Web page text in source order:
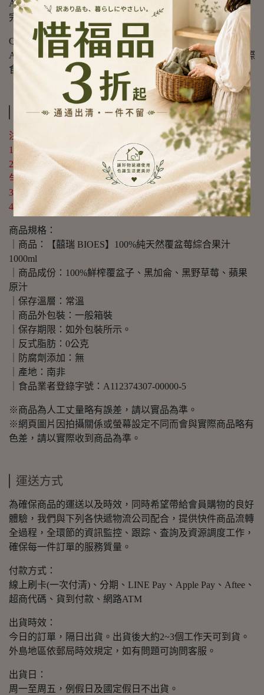
A4：【囍瑞 BIOES】採用全果直榨，非濃縮還原，營養更
完整，風味更接近新鮮水果。
Q5：產品有通過哪些認證？
A5：囍瑞柳橙汁符合 FSSC22000、ISO22000、HACCP 國際
食品安全標準，以及 CNS2377 國家標準。
規格說明
注意事項：
1.開封後請立即冷藏，並於3天內飲用完畢。
2.本產品為天然果汁，若有沉澱屬正常現象，飲用前請搖
勻。
3.對覆盆莓或莓果類過敏者，建議避免飲用。
4.請存放於陰涼處，避免陽光直射或高溫環境。
商品規格：
｜商品：【囍瑞 BIOES】100%純天然覆盆莓綜合果汁
1000ml
｜商品成份：100%鮮榨覆盆子、黑加侖、黑野草莓、蘋果
原汁
｜保存溫層：常溫
｜商品外包裝：一般箱裝
｜保存期限：如外包裝所示。
｜反式脂肪：0公克
｜防腐劑添加：無
｜產地：南非
｜食品業者登錄字號：A112374307-00000-5
※商品為人工丈量略有誤差，請以實品為準。
※網頁圖片因拍攝關係或螢幕設定不同而會與實際商品略有
色差，請以實際收到商品為準。
運送方式
為確保商品的運送以及時效，同時希望帶給會員購物的良好
體驗，我們與下列各快遞物流公司配合，提供快件商品流轉
全過程，全環節的資訊監控、跟踪、査詢及資源調度工作，
確保每一件訂單的服務質量。
付款方式：
線上刷卡(一次付清)、分期、LINE Pay、Apple Pay、Aftee、
超商代碼、貨到付款、網路ATM
出貨時效：
今日的訂單，隔日出貨。出貨後大約2~3個工作天可到貨。
外島地區依郵局時效規定，如有問題可詢問客服。
出貨日：
周一至周五，例假日及國定假日不出貨。